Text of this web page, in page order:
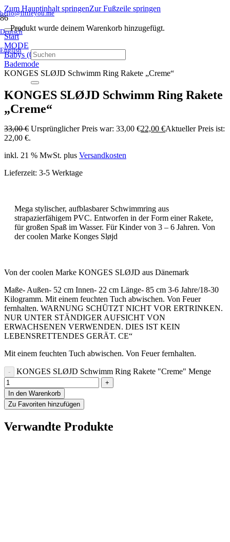
Zum Hauptinhalt springenZur Fußzeile springen
hello@littleyou.me
Deutsch
English
Produkt wurde deinem Warenkorb hinzugefügt.
Start
MODE
Babys (0 bis 2 Jahre)
Bademode
KONGES SLØJD Schwimm Ring Rakete „Creme“
KONGES SLØJD Schwimm Ring Rakete
„Creme“
33,00€ Ursprünglicher Preis war: 33,00 €22,00 €Aktueller Preis ist:
22,00 €.
inkl. 21 % MwSt. plus Versandkosten
Lieferzeit: 3-5 Werktage
Mega stylischer, aufblasbarer Schwimmring aus
strapazierfähigem PVC. Entworfen in der Form einer Rakete,
für großen Spaß im Wasser. Für Kinder von 3 – 6 Jahren. Von
der coolen Marke Konges Sløjd
Von der coolen Marke KONGES SLØJD aus Dänemark
Maße- Außen- 52 cm Innen- 22 cm Länge- 85 cm 3-6 Jahre/18-30
Kilogramm. Mit einem feuchten Tuch abwischen. Von Feuer
fernhalten. WARNUNG SCHÜTZT NICHT VOR ERTRINKEN.
NUR UNTER STÄNDIGER AUFSICHT VON
ERWACHSENEN VERWENDEN. DIES IST KEIN
LEBENSRETTENDES GERÄT. CE“
Mit einem feuchten Tuch abwischen. Von Feuer fernhalten.
KONGES SLØJD Schwimm Ring Rakete "Creme" Menge
In den Warenkorb
Zu Favoriten hinzufügen
Verwandte Produkte